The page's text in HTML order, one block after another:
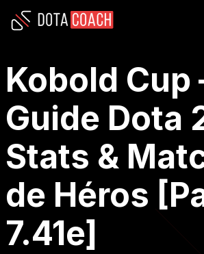
Kobold Cup
Guide Dota
Stats &
de Héros
7.41e]